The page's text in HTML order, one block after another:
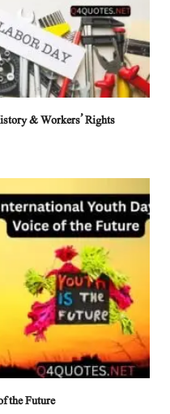
& Workers’ Rights
the Future